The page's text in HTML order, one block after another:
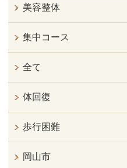
美容整体
集中コース
全て
体回復
歩行困難
岡山市